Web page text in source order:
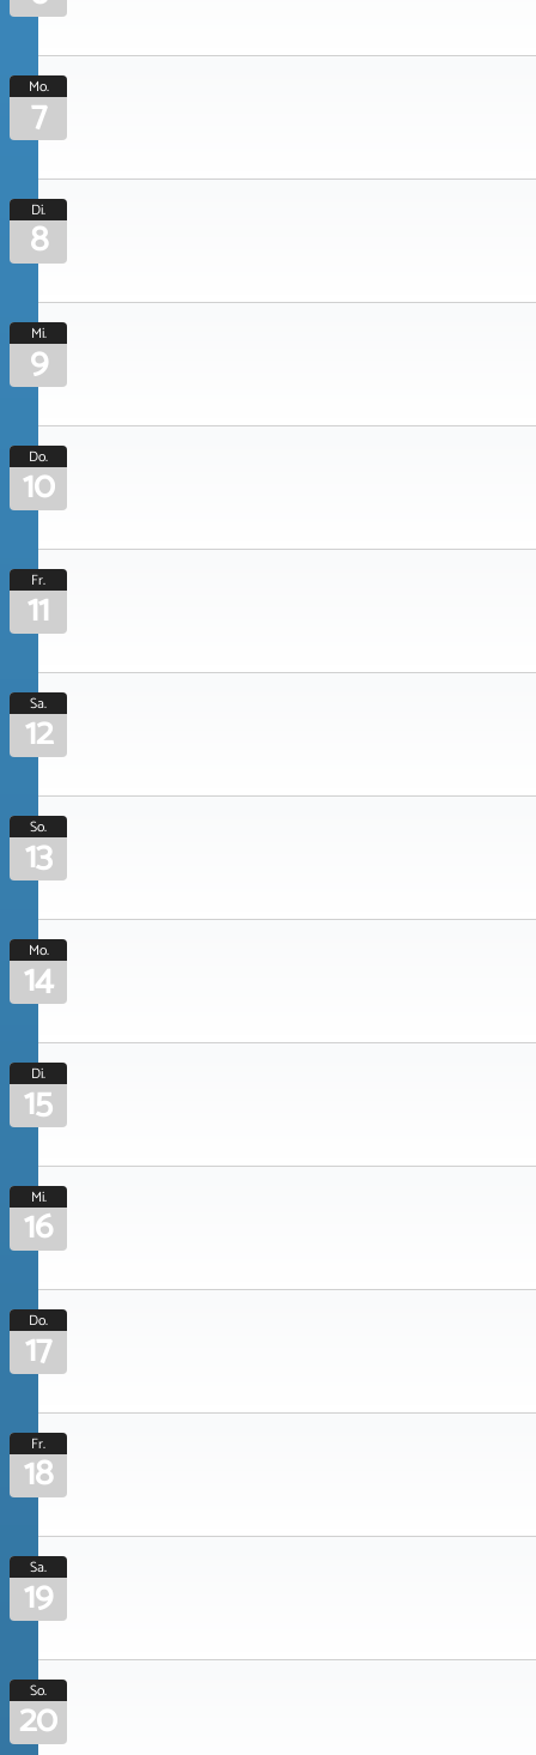
Mo.
7
Di.
8
Mi.
9
Do.
10
Fr.
11
Sa.
12
So.
13
Mo.
14
Di.
15
Mi.
16
Do.
17
Fr.
18
Sa.
19
So.
20